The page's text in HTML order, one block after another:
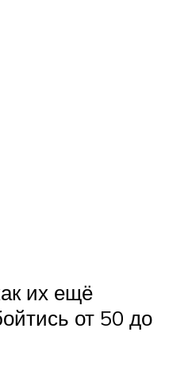
их ещё
от 50 до